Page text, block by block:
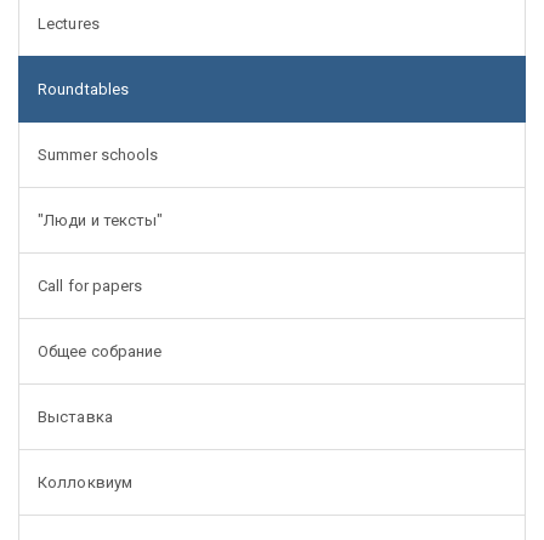
Lectures
Roundtables
Summer schools
"Люди и тексты"
Call for papers
Общее собрание
Выставка
Коллоквиум